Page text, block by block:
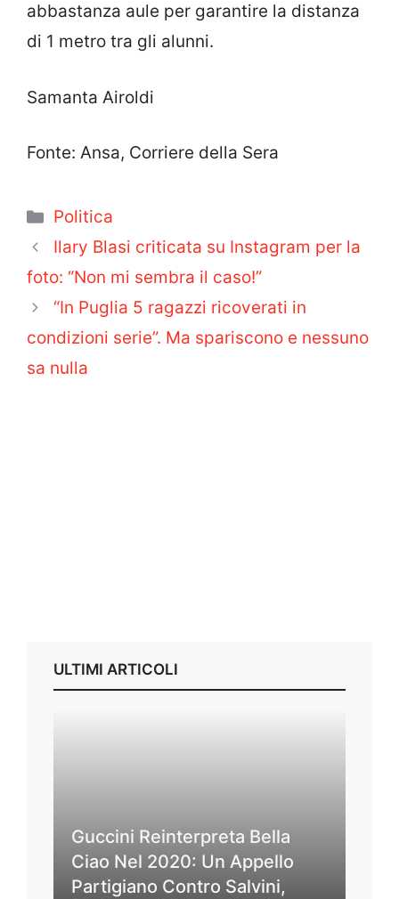
abbastanza aule per garantire la distanza
di 1 metro tra gli alunni.
Samanta Airoldi
Fonte: Ansa, Corriere della Sera
Categorie
Politica
Ilary Blasi criticata su Instagram per la
foto: “Non mi sembra il caso!”
“In Puglia 5 ragazzi ricoverati in
condizioni serie”. Ma spariscono e nessuno
sa nulla
ULTIMI ARTICOLI
Guccini Reinterpreta Bella
Ciao Nel 2020: Un Appello
Partigiano Contro Salvini,